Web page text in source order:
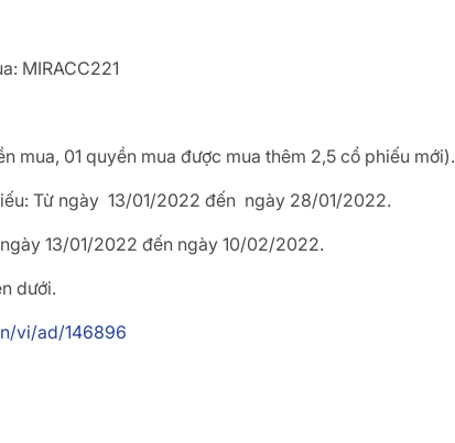
MIRACC221
mua, 01 quyền mua được mua thêm 2,5 cổ phiếu mới).
Từ ngày 13/01/2022 đến ngày 28/01/2022.
13/01/2022 đến ngày 10/02/2022.
dưới.
vi/ad/146896